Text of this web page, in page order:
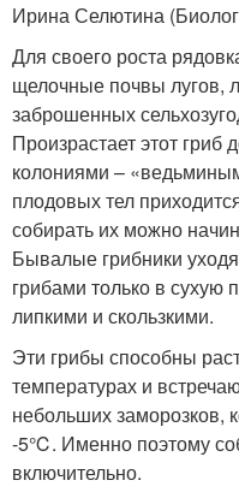
Ирина Селютина
Для своего роста
щелочные почвы лугов,
заброшенных
Произрастает этот гриб
колониями –
плодовых тел
собирать их можно
Бывалые грибники
грибами только в сухую
липкими и скользкими.
Эти грибы способны
температурах и
небольших заморозков,
-5℃. Именно поэтому
включительно.